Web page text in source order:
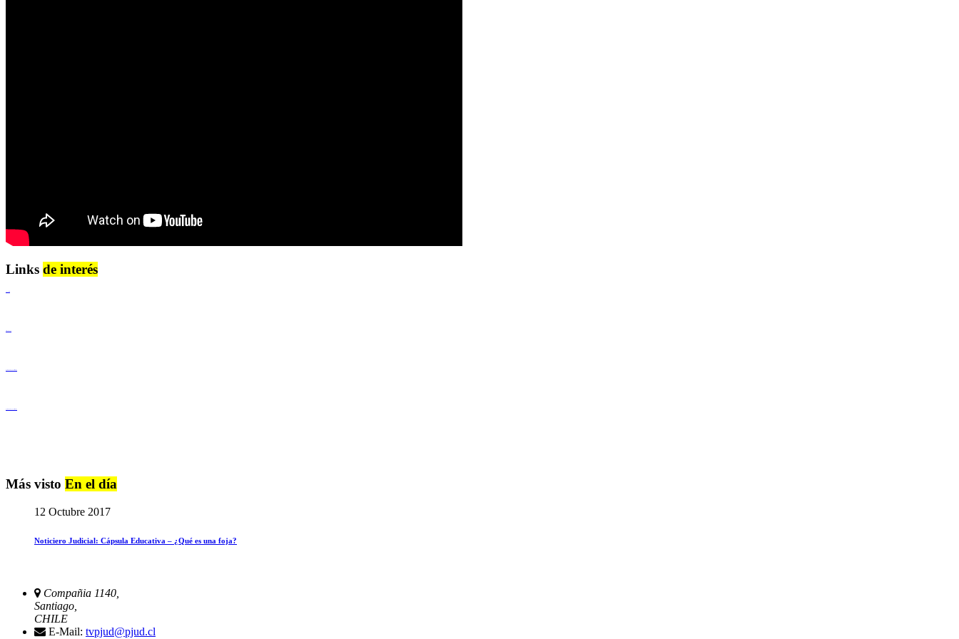
Links de interés
Más visto En el día
12 Octubre 2017
Noticiero Judicial: Cápsula Educativa – ¿Qué es una foja?
Compañia 1140,
Santiago,
CHILE
E-Mail: tvpjud@pjud.cl